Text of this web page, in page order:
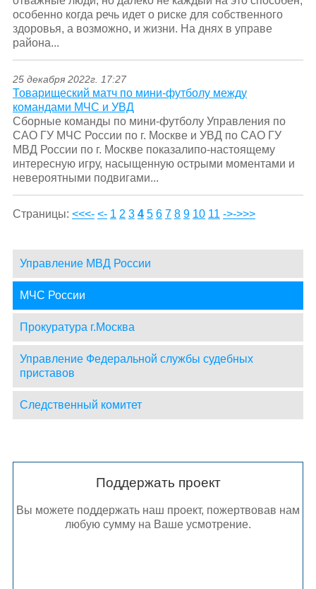
особенно когда речь идет о риске для собственного
здоровья, а возможно, и жизни. На днях в управе
района...
25 декабря 2022г. 17:27
Товарищеский матч по мини-футболу между
командами МЧС и УВД
Сборные команды по мини-футболу Управления по
САО ГУ МЧС России по г. Москве и УВД по САО ГУ
МВД России по г. Москве показалипо-настоящему
интересную игру, насыщенную острыми моментами и
невероятными подвигами...
Страницы: <<<- <- 1 2 3 4 5 6 7 8 9 10 11 ->->>>
Управление МВД России
МЧС России
Прокуратура г.Москва
Управление Федеральной службы судебных
приставов
Следственный комитет
Поддержать проект
Вы можете поддержать наш проект, пожертвовав нам
любую сумму на Ваше усмотрение.